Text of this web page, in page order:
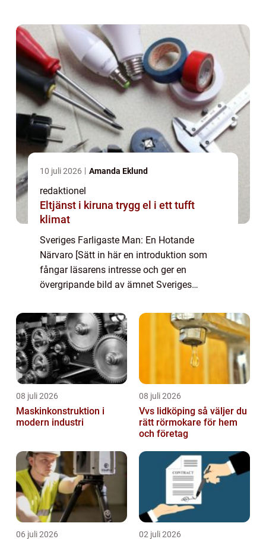
och skapa en koppl...
10 juli 2026 Amanda Eklund
redaktionel
Eltjänst i kiruna trygg el i ett tufft
klimat
Sveriges Farligaste Man: En Hotande
Närvaro [Sätt in här en introduktion som
fångar läsarens intresse och ger en
övergripande bild av ämnet Sveriges
Farligaste Man har blivit en populär trend
och skapa en koppl...
08 juli 2026
Maskinkonstruktion i
modern industri
08 juli 2026
Vvs lidköping så väljer du
rätt rörmokare för hem
och företag
06 juli 2026 02 juli 2026